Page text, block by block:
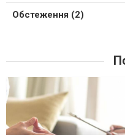
Обстеження (2)